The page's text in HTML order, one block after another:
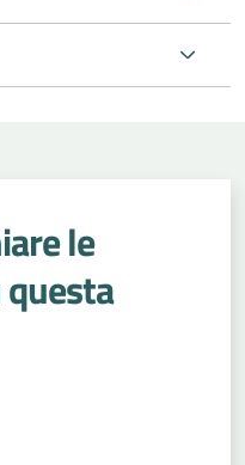
le
da 1 a 5 stelle